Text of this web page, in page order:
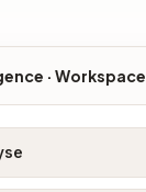
· Workspace